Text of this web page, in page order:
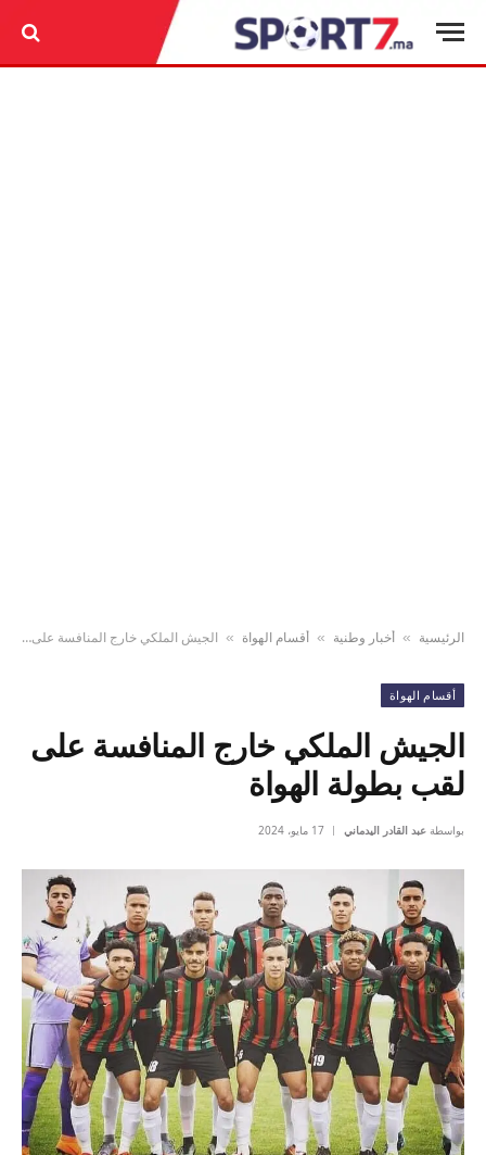
الرئيسية » أخبار وطنية » أقسام الهواة » الجيش الملكي خارج المنافسة على لقب بطولة الهواة
أقسام الهواة
الجيش الملكي خارج المنافسة على
لقب بطولة الهواة
بواسطة عبد القادر اليدماني 17 مايو، 2024